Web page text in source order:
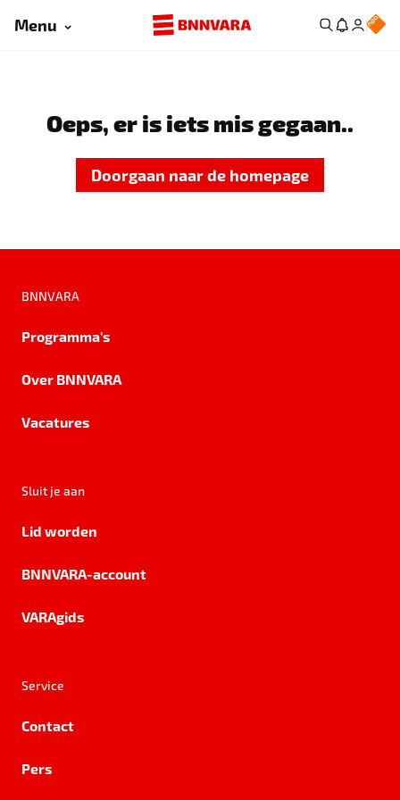
Menu
Oeps, er is iets mis gegaan..
Doorgaan naar de homepage
BNNVARA
Programma's
Over BNNVARA
Vacatures
Sluit je aan
Lid worden
BNNVARA-account
VARAgids
Service
Contact
Pers